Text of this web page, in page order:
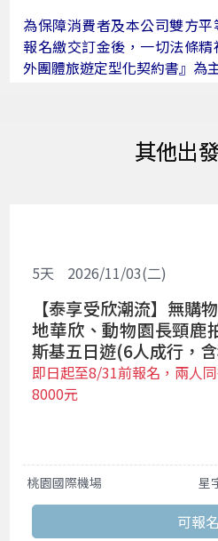
為保障消費者及本公司雙方
報名繳交訂金後，一切法條
外團體旅遊定型化契約書』 為
出
2026/11/03(二)
5天
【泰享受欣潮流】無購
地華欣、動物園長頸鹿
斯基五日遊(6人成行，
即日起至8/31前報名，兩人
8000元
桃園國際機場 星